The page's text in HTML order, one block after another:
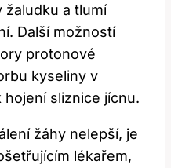
a tlumí
Další možností
protonové
kyseliny v
hojení sliznice jícnu.
žáhy nelepší, je
lékařem,